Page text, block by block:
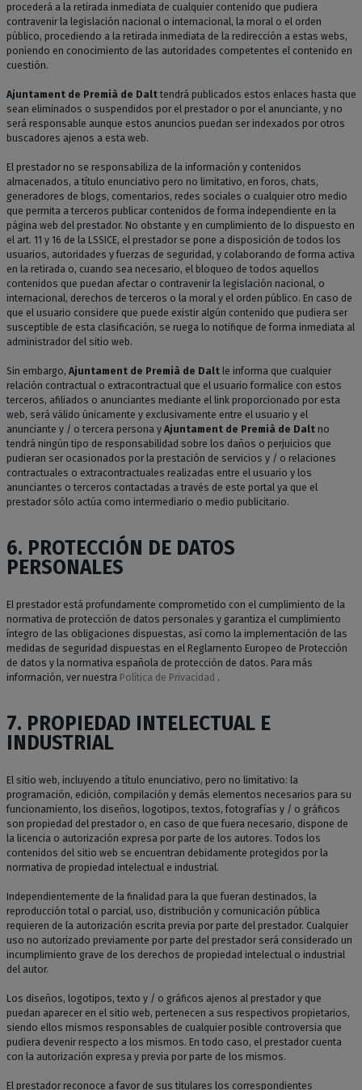
procederá a la retirada inmediata de cualquier contenido que pudiera
contravenir la legislación nacional o internacional, la moral o el orden
público, procediendo a la retirada inmediata de la redirección a estas webs,
poniendo en conocimiento de las autoridades competentes el contenido en
cuestión.
Ajuntament de Premià de Dalttendrá publicados estos enlaces hasta que
sean eliminados o suspendidos por el prestador o por el anunciante, y no
será responsable aunque estos anuncios puedan ser indexados por otros
buscadores ajenos a esta web.
El prestador no se responsabiliza de la información y contenidos
almacenados, a título enunciativo pero no limitativo, en foros, chats,
generadores de blogs, comentarios, redes sociales o cualquier otro medio
que permita a terceros publicar contenidos de forma independiente en la
página web del prestador. No obstante y en cumplimiento de lo dispuesto en
el art. 11 y 16 de la LSSICE, el prestador se pone a disposición de todos los
usuarios, autoridades y fuerzas de seguridad, y colaborando de forma activa
en la retirada o, cuando sea necesario, el bloqueo de todos aquellos
contenidos que puedan afectar o contravenir la legislación nacional, o
internacional, derechos de terceros o la moral y el orden público. En caso de
que el usuario considere que puede existir algún contenido que pudiera ser
susceptible de esta clasificación, se ruega lo notifique de forma inmediata al
administrador del sitio web.
Sin embargo, Ajuntament de Premià de Daltle informa que cualquier
relación contractual o extracontractual que el usuario formalice con estos
terceros, afiliados o anunciantes mediante el link proporcionado por esta
web, será válido únicamente y exclusivamente entre el usuario y el
anunciante y / o tercera persona y Ajuntament de Premià de Dalt no
tendrá ningún tipo de responsabilidad sobre los daños o perjuicios que
pudieran ser ocasionados por la prestación de servicios y / o relaciones
contractuales o extracontractuales realizadas entre el usuario y los
anunciantes o terceros contactadas a través de este portal ya que el
prestador sólo actúa como intermediario o medio publicitario.
6. PROTECCIÓN DE DATOS
PERSONALES
El prestador está profundamente comprometido con el cumplimiento de la
normativa de protección de datos personales y garantiza el cumplimiento
íntegro de las obligaciones dispuestas, así como la implementación de las
medidas de seguridad dispuestas en el Reglamento Europeo de Protección
de datos y la normativa española de protección de datos. Para más
información, ver nuestra Política de Privacidad .
7. PROPIEDAD INTELECTUAL E
INDUSTRIAL
El sitio web, incluyendo a título enunciativo, pero no limitativo: la
programación, edición, compilación y demás elementos necesarios para su
funcionamiento, los diseños, logotipos, textos, fotografías y / o gráficos
son propiedad del prestador o, en caso de que fuera necesario, dispone de
la licencia o autorización expresa por parte de los autores. Todos los
contenidos del sitio web se encuentran debidamente protegidos por la
normativa de propiedad intelectual e industrial.
Independientemente de la finalidad para la que fueran destinados, la
reproducción total o parcial, uso, distribución y comunicación pública
requieren de la autorización escrita previa por parte del prestador. Cualquier
uso no autorizado previamente por parte del prestador será considerado un
incumplimiento grave de los derechos de propiedad intelectual o industrial
del autor.
Los diseños, logotipos, texto y / o gráficos ajenos al prestador y que
puedan aparecer en el sitio web, pertenecen a sus respectivos propietarios,
siendo ellos mismos responsables de cualquier posible controversia que
pudiera devenir respecto a los mismos. En todo caso, el prestador cuenta
con la autorización expresa y previa por parte de los mismos.
El prestador reconoce a favor de sus titulares los correspondientes